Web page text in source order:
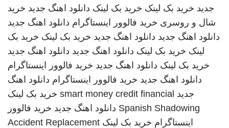
جدید خرید بک لینک خرید بک لینک دانلود اهنگ جدید خرید
شال و روسری خرید فالوور اینستاگرام دانلود اهنگ جدید
دانلود اهنگ جدید دانلود اهنگ جدید خرید بک لینک خرید بک
لینک خرید بک لینک دانلود اهنگ جدید دانلود اهنگ جدید
خرید بک لینک دانلود اهنگ جدید خرید فالوور اینستاگرام
دانلود اهنگ جدید خرید فالوور اینستاگرام دانلود اهنگ
جدید smart money credit financial خرید بک لینک
Spanish Shadowing دانلود اهنگ جدید خرید فالوور
اینستاگرام خرید بک لینک Accident Replacement